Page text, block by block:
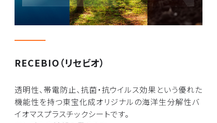
RECEBIO（リセビオ）
透明性、帯電防止、抗菌・抗ウイルス効果という優れた
機能性を持つ東宝化成オリジナルの海洋生分解性バ
イオマスプラスチックシートです。